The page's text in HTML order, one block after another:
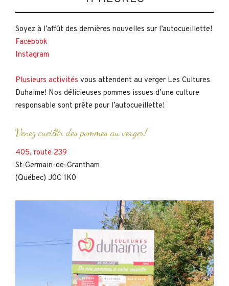
Soyez à l’affût des dernières nouvelles sur l’autocueillette!
Facebook
Instagram
Plusieurs activités vous attendent au verger Les Cultures
Duhaime! Nos délicieuses pommes issues d’une culture
responsable sont prête pour l’autocueillette!
Venez cueillir des pommes au verger!
405, route 239
St-Germain-de-Grantham
(Québec) J0C 1K0